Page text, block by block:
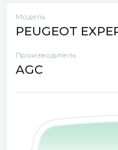
Модель
PEUGEOT
Производитель
AGC